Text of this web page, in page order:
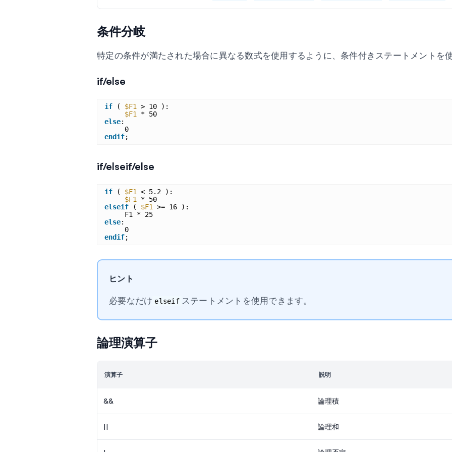
条件分岐
特定の条件が満たされた場合に異なる数式を使用するように、条件付きステートメントを使
if/else
if ( $F1
> 10 ):
$F1
* 50
else:
0
endif;
if/elseif/else
if ( $F1
< 5.2 ):
$F1
* 50
elseif
( $F1
>= 16 ):
F1 * 25
else:
0
endif;
ヒント
必要なだけ elseif ステートメントを使用できます。
論理演算子
演算子 説明
&& 論理積
|| 論理和